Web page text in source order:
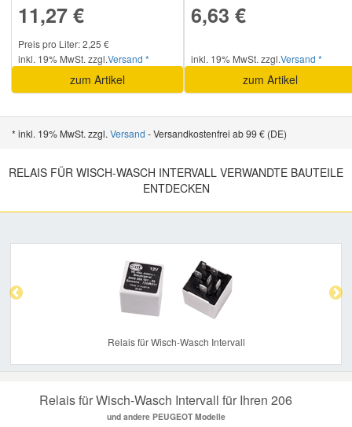
11,27 €
Preis pro Liter: 2,25 €
inkl. 19% MwSt. zzgl.Versand *
zum Artikel
6,63 €
inkl. 19% MwSt. zzgl.Versand *
zum Artikel
* inkl. 19% MwSt. zzgl. Versand - Versandkostenfrei ab 99 € (DE)
RELAIS FÜR WISCH-WASCH INTERVALL VERWANDTE BAUTEILE
ENTDECKEN
Relais für Wisch-Wasch Intervall
Relais für Wisch-Wasch Intervall für Ihren 206
und andere PEUGEOT Modelle
Kia Ersatzteile
Lancia Ersatzteile
Nissan Ersatzteile
Skoda Ersatzteile